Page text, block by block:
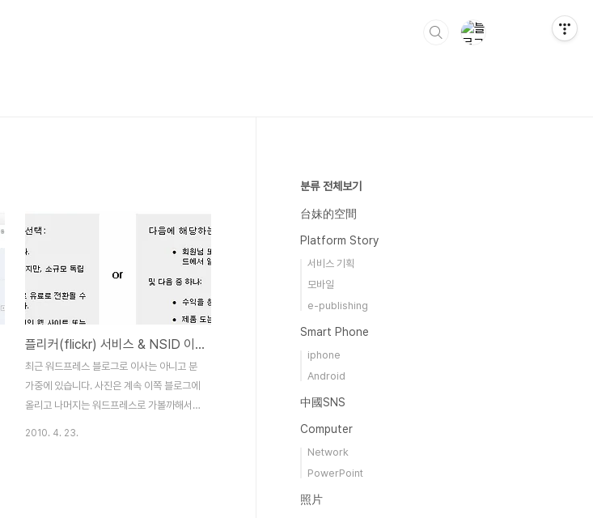
플리커(flickr) 서비스 & NSID 이용한 사진검색
최근 워드프레스 블로그로 이사는 아니고 분
가중에 있습니다. 사진은 계속 이쪽 블로그에
올리고 나머지는 워드프레스로 가볼까해서
2010. 4. 23.
분류 전체보기
台妹的空間
Platform Story
서비스 기획
모바일
e-publishing
Smart Phone
iphone
Android
中國SNS
Computer
Network
PowerPoint
照片